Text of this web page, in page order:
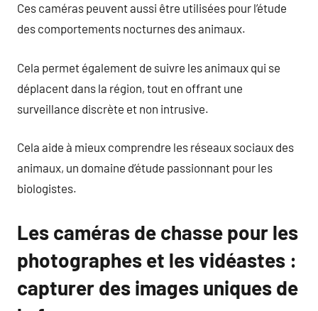
Ces caméras peuvent aussi être utilisées pour l’étude
des comportements nocturnes des animaux.
Cela permet également de suivre les animaux qui se
déplacent dans la région, tout en offrant une
surveillance discrète et non intrusive.
Cela aide à mieux comprendre les réseaux sociaux des
animaux, un domaine d’étude passionnant pour les
biologistes.
Les caméras de chasse pour les
photographes et les vidéastes :
capturer des images uniques de